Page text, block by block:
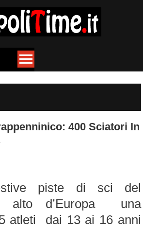
400 Sciatori In
piste di sci del
alto d’Europa una
atleti dai 13 ai 16 anni